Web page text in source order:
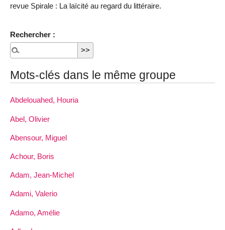
revue Spirale : La laïcité au regard du littéraire.
Rechercher :
Mots-clés dans le même groupe
Abdelouahed, Houria
Abel, Olivier
Abensour, Miguel
Achour, Boris
Adam, Jean-Michel
Adami, Valerio
Adamo, Amélie